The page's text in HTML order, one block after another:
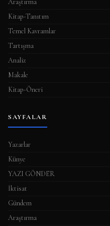
ı
Araştırma
Kitap-Tanıtım
Temel Kavramlar
Tartışma
Analiz
Makale
Kitap-Öneri
SAYFALAR
Yazarlar
Künye
YAZI GÖNDER
İktisat
Gündem
Araştırma